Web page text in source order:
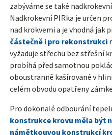
zabýváme se také
Nadkrokevní PIRka je určen
nad krokvemi a je vhodná jak
částečně i pro rekonstrukci
vyžaduje střechu bez střešní
probíhá před samotnou
oboustranně kašírované v
celém obvodu opatřeny
Pro dokonalé odbourání
konstrukce krovu měla být
námětkouvou konstrukcí